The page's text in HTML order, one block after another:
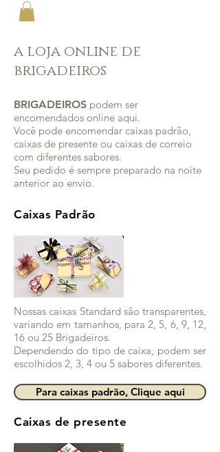
a loja online de
brigadeiros
BRIGADEIROS podem ser
encomendados online aqui.
Você pode encomendar caixas padrão,
caixas de presente ou caixas de correio
com diferentes sabores.
Seu pedido é sempre preparado na noite
anterior ao envio.
Caixas Padrão
Nossas caixas Standard são transparentes,
variando em tamanhos, para 2, 5, 6, 9, 12,
16 ou 25 Brigadeiros.
Dependendo do tipo de caixa, podem ser
escolhidos 2, 3, 4 ou 5 sabores diferentes.
Para caixas padrão, Clique aqui
Caixas de presente